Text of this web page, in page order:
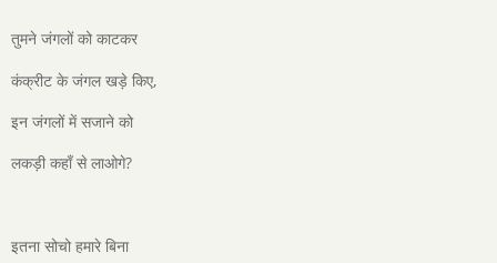
तुमने जंगलों को काटकर
कंक्रीट के जंगल खड़े किए,
इन जंगलों में सजाने को
लकड़ी कहाँ से लाओगे?
इतना सोचो हमारे बिना